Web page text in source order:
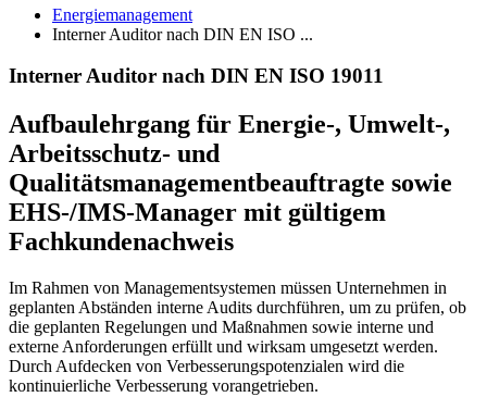
Energiemanagement
Interner Auditor nach DIN EN ISO ...
Interner Auditor nach DIN EN ISO 19011
Aufbaulehrgang für Energie-, Umwelt-,
Arbeitsschutz- und
Qualitätsmanagementbeauftragte sowie
EHS-/IMS-Manager mit gültigem
Fachkundenachweis
Im Rahmen von Managementsystemen müssen Unternehmen in
geplanten Abständen interne Audits durchführen, um zu prüfen, ob
die geplanten Regelungen und Maßnahmen sowie interne und
externe Anforderungen erfüllt und wirksam umgesetzt werden.
Durch Aufdecken von Verbesserungspotenzialen wird die
kontinuierliche Verbesserung vorangetrieben.